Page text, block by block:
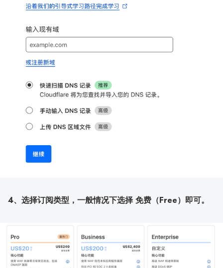
4、选择订阅类型，一般情况下选择 免费（Free）即可。